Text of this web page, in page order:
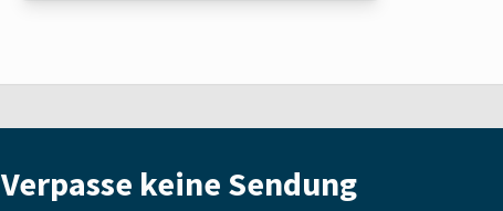
Verpasse keine Sendung